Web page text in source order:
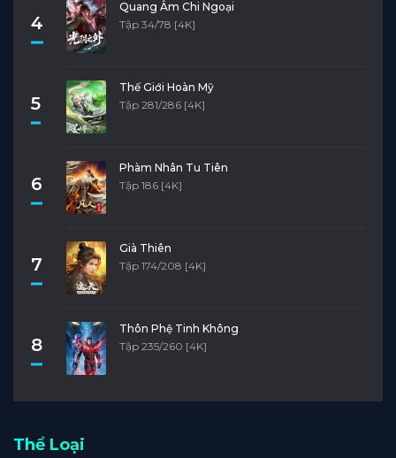
4
Quang Âm Chi Ngoại
Tập 34/78 [4K]
5
Thế Giới Hoàn Mỹ
Tập 281/286 [4K]
6
Phàm Nhân Tu Tiên
Tập 186 [4K]
7
Già Thiên
Tập 174/208 [4K]
8
Thôn Phệ Tinh Không
Tập 235/260 [4K]
Thể Loại